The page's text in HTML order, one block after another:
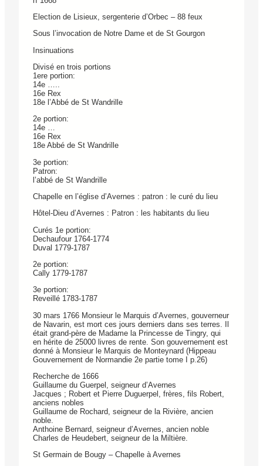
Election de Lisieux, sergenterie d’Orbec – 88 feux
Sous l’invocation de Notre Dame et de St Gourgon
Insinuations
Divisé en trois portions
1ere portion:
14e …..
16e Rex
18e l’Abbé de St Wandrille
2e portion:
14e …
16e Rex
18e Abbé de St Wandrille
3e portion:
Patron:
l’abbé de St Wandrille
Chapelle en l’église d’Avernes : patron : le curé du lieu
Hôtel-Dieu d’Avernes : Patron : les habitants du lieu
Curés 1e portion:
Dechaufour 1764-1774
Duval 1779-1787
2e portion:
Cally 1779-1787
3e portion:
Reveillé 1783-1787
30 mars 1766 Monsieur le Marquis d’Avernes, gouverneur
de Navarin, est mort ces jours derniers dans ses terres. Il
était grand-père de Madame la Princesse de Tingry, qui
en hérite de 25000 livres de rente. Son gouvernement est
donné à Monsieur le Marquis de Monteynard (Hippeau
Gouvernement de Normandie 2e partie tome I p.26)
Recherche de 1666
Guillaume du Guerpel, seigneur d’Avernes
Jacques ; Robert et Pierre Duguerpel, frères, fils Robert,
anciens nobles
Guillaume de Rochard, seigneur de la Rivière, ancien
noble.
Anthoine Bernard, seigneur d’Avernes, ancien noble
Charles de Heudebert, seigneur de la Miltière.
St Germain de Bougy – Chapelle à Avernes